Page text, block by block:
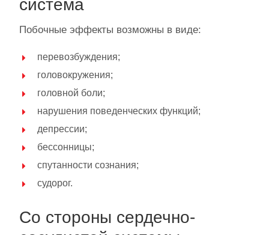
система
Побочные эффекты возможны в виде:
перевозбуждения;
головокружения;
головной боли;
нарушения поведенческих функций;
депрессии;
бессонницы;
спутанности сознания;
судорог.
Со стороны сердечно-